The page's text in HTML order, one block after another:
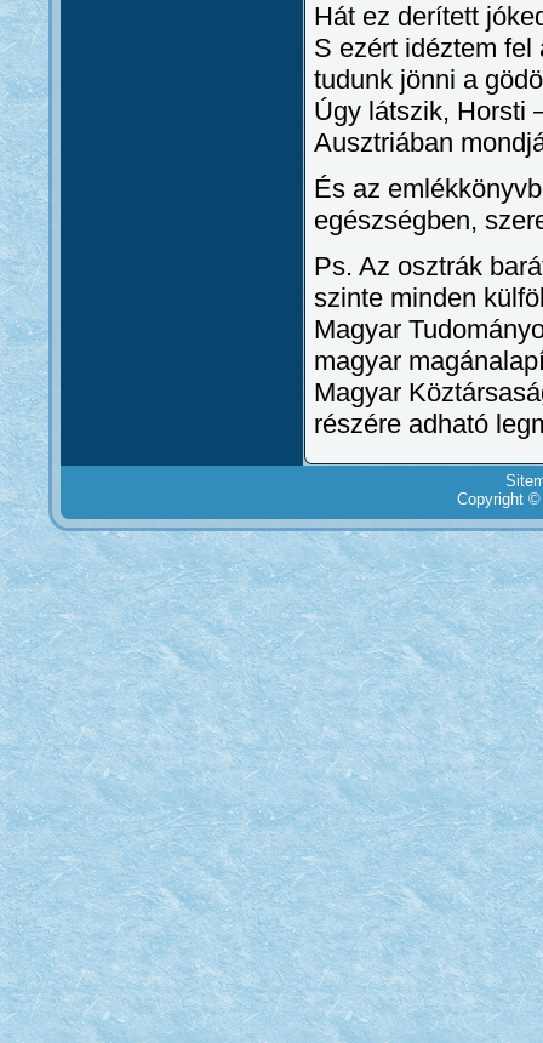
Hát ez derített
S ezért idéztem fel
tudunk jönni a
Úgy látszik, Horsti
Ausztriában
És az
egészségben,
Ps. Az osztrák
szinte minden
Magyar
magyar
Magyar
részére adható
Copyright ©